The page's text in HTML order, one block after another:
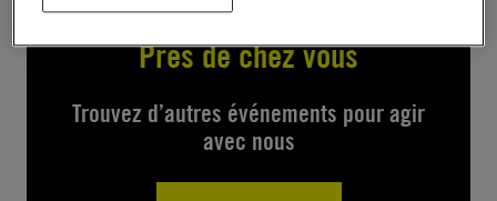
Près de chez vous
Trouvez d’autres événements pour agir
avec nous